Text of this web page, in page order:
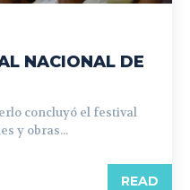
NACIONAL DE
concluyó el festival
y obras...
READ